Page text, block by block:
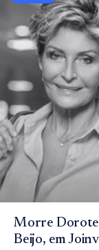
Morre
Beijo, em